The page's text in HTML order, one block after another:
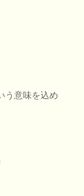
う意味を込め